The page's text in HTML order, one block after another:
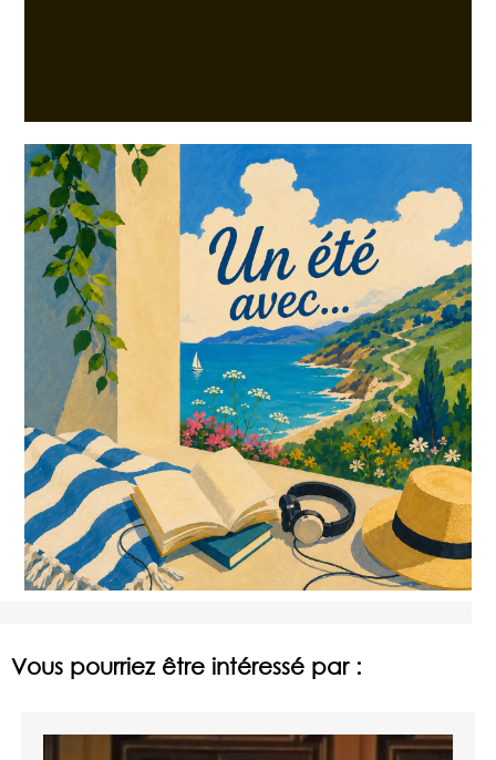
Vous pourriez être intéressé par :